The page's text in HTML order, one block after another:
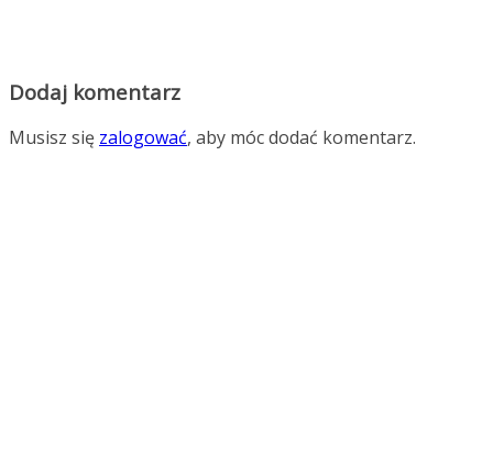
Dodaj komentarz
Musisz się zalogować, aby móc dodać komentarz.